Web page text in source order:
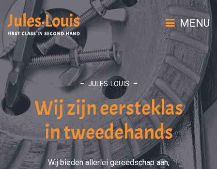
MENU
– JULES-LOUIS –
Wij zijn eersteklas
in tweedehands
Wij bieden allerlei gereedschap aan,